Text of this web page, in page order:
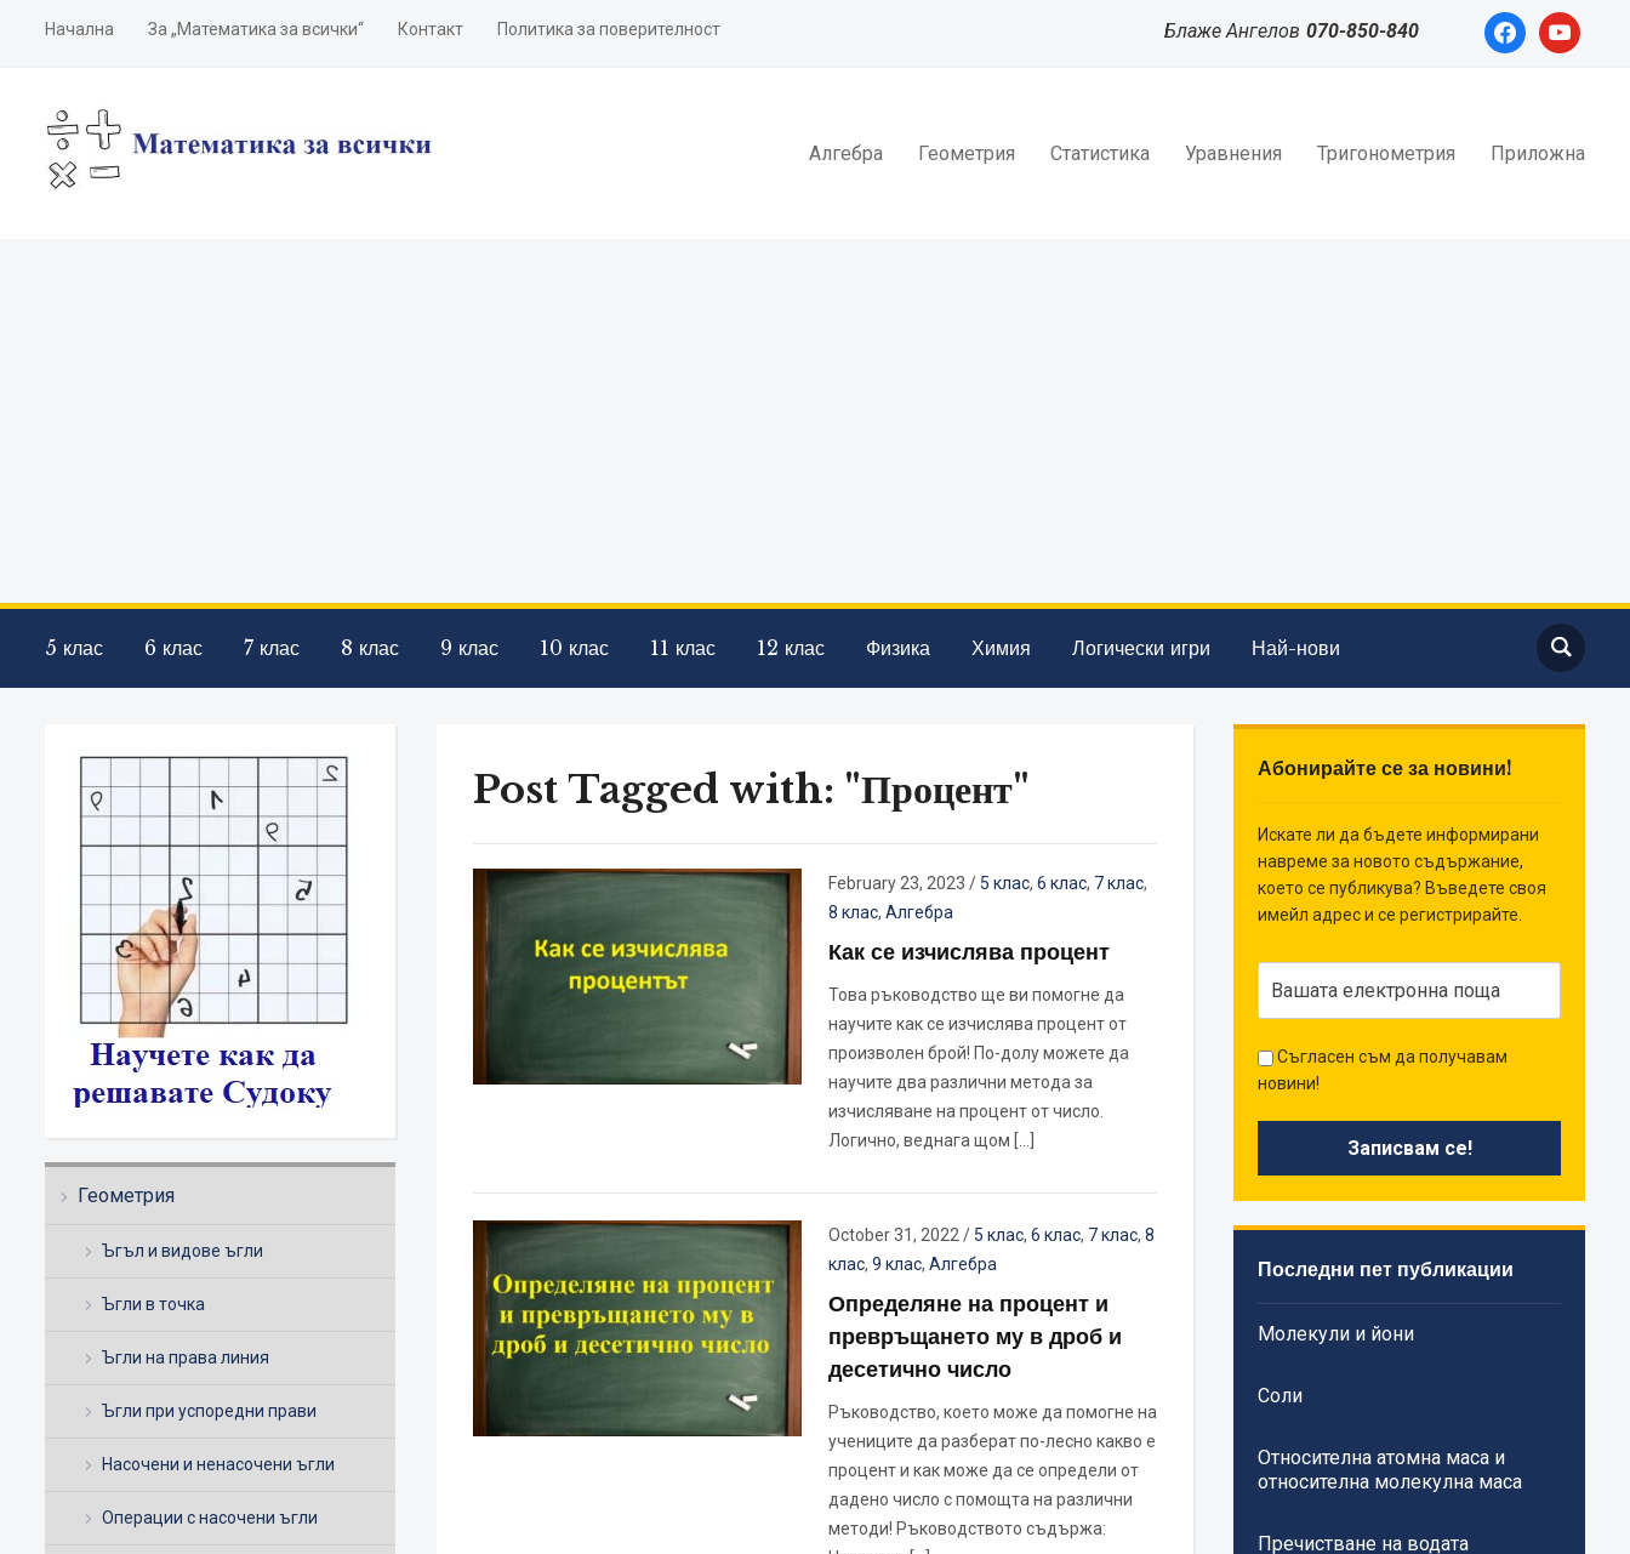
Начална За „Математика за всички“ Контакт Политика за поверителност facebookyoutube
Блаже Ангелов 070-850-840
Алгебра Геометрия Статистика Уравнения Тригонометрия Приложна
5 клас 6 клас 7 клас 8 клас 9 клас 10 клас 11 клас 12 клас Физика Химия Логически игри Най-нови
Геометрия
Ъгъл и видове ъгли
Ъгли в точка
Ъгли на права линия
Ъгли при успоредни прави
Насочени и ненасочени ъгли
Операции с насочени ъгли
Post Tagged with: "Процент"
February 23, 2023 / 5 клас, 6 клас, 7 клас,
8 клас, Алгебра
Как се изчислява процент
Това ръководство ще ви помогне да
научите как се изчислява процент от
произволен брой! По-долу можете да
научите два различни метода за
изчисляване на процент от число.
Логично, веднага щом […]
October 31, 2022 / 5 клас, 6 клас, 7 клас, 8
клас, 9 клас, Алгебра
Определяне на процент и
превръщането му в дроб и
десетично число
Ръководство, което може да помогне на
учениците да разберат по-лесно какво е
процент и как може да се определи от
дадено число с помощта на различни
методи! Ръководството съдържа:
Абонирайте се за новини!
Искате ли да бъдете информирани
навреме за новото съдържание,
което се публикува? Въведете своя
имейл адрес и се регистрирайте.
Съгласен съм да получавам
новини!
Последни пет публикации
Молекули и йони
Соли
Относителна атомна маса и
относителна молекулна маса
Пречистване на водата